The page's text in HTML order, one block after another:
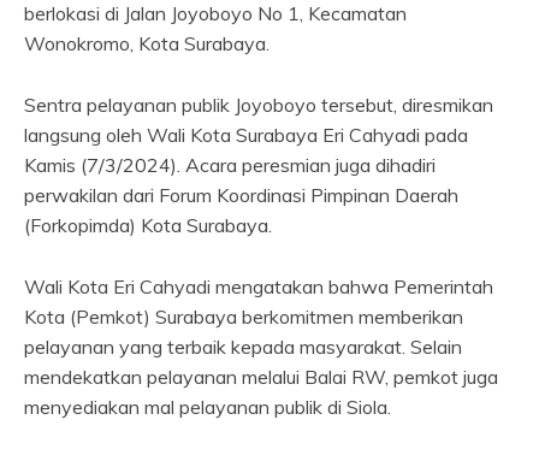
berlokasi di Jalan Joyoboyo No 1, Kecamatan
Wonokromo, Kota Surabaya.
Sentra pelayanan publik Joyoboyo tersebut, diresmikan
langsung oleh Wali Kota Surabaya Eri Cahyadi pada
Kamis (7/3/2024). Acara peresmian juga dihadiri
perwakilan dari Forum Koordinasi Pimpinan Daerah
(Forkopimda) Kota Surabaya.
Wali Kota Eri Cahyadi mengatakan bahwa Pemerintah
Kota (Pemkot) Surabaya berkomitmen memberikan
pelayanan yang terbaik kepada masyarakat. Selain
mendekatkan pelayanan melalui Balai RW, pemkot juga
menyediakan mal pelayanan publik di Siola.